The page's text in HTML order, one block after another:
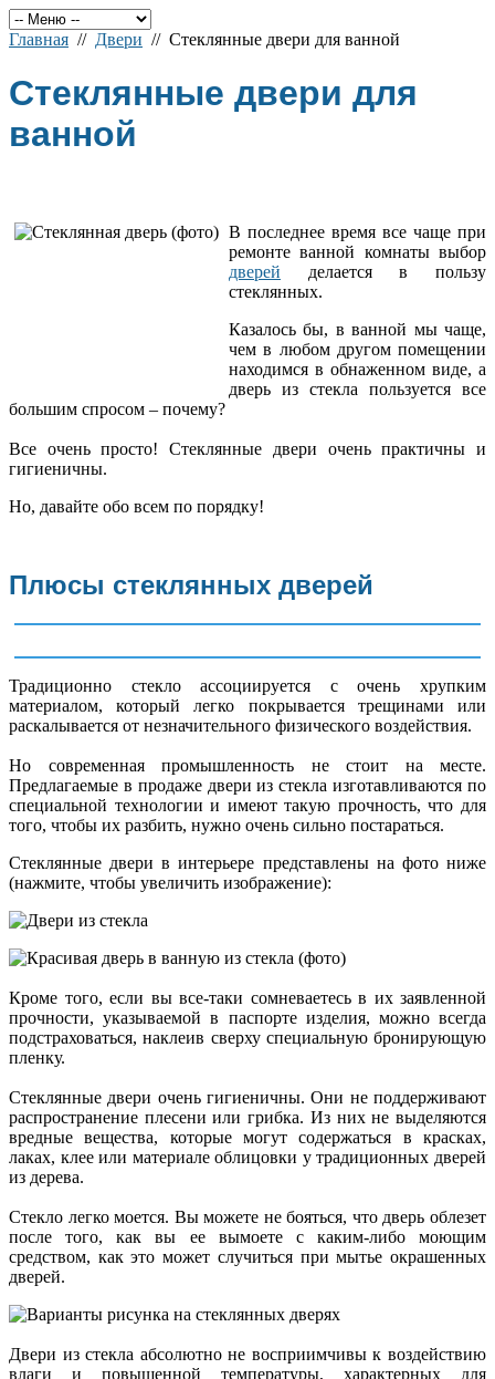
Главная // Двери // Стеклянные двери для ванной
Стеклянные двери для
ванной
В последнее время все чаще при
ремонте ванной комнаты выбор
дверей делается в пользу
стеклянных.
Казалось бы, в ванной мы чаще,
чем в любом другом помещении
находимся в обнаженном виде, а
дверь из стекла пользуется все
большим спросом – почему?
Все очень просто! Стеклянные двери очень практичны и
гигиеничны.
Но, давайте обо всем по порядку!
Плюсы стеклянных дверей
Традиционно стекло ассоциируется с очень хрупким
материалом, который легко покрывается трещинами или
раскалывается от незначительного физического воздействия.
Но современная промышленность не стоит на месте.
Предлагаемые в продаже двери из стекла изготавливаются по
специальной технологии и имеют такую прочность, что для
того, чтобы их разбить, нужно очень сильно постараться.
Стеклянные двери в интерьере представлены на фото ниже
(нажмите, чтобы увеличить изображение):
Кроме того, если вы все-таки сомневаетесь в их заявленной
прочности, указываемой в паспорте изделия, можно всегда
подстраховаться, наклеив сверху специальную бронирующую
пленку.
Стеклянные двери очень гигиеничны. Они не поддерживают
распространение плесени или грибка. Из них не выделяются
вредные вещества, которые могут содержаться в красках,
лаках, клее или материале облицовки у традиционных дверей
из дерева.
Стекло легко моется. Вы можете не бояться, что дверь облезет
после того, как вы ее вымоете с каким-либо моющим
средством, как это может случиться при мытье окрашенных
дверей.
Двери из стекла абсолютно не восприимчивы к воздействию
влаги и повышенной температуры, характерных для